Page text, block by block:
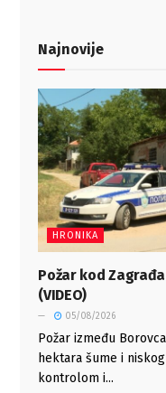
Najnovije
HRONIKA
Požar kod
(VIDEO)
05/08/2026
Požar između
hektara šume i
kontrolom i...